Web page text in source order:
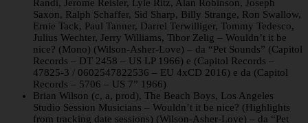
Randi, Jerome Reisler, Lyle Ritz, Alan Robinson, Joseph
Saxon, Ralph Schaffer, Sid Sharp, Billy Strange, Ron Swallow,
Ernie Tack, Paul Tanner, Darrel Terwilliger, Tommy Tedesco,
Julius Wechter, Jerry Williams, Tibor Zelig – Wouldn’t it be
nice? (Mono) (Wilson-Asher-Love) – da “Pet Sounds” (Capitol
Records – DT 2458 – US LP 1966) e (Capitol Records –
47825-3 / 0602547822536 – EU 4xCD 2016) e da (Capitol
Records – 5706 – US 7” 1966)
Brian Wilson (c, a, prod), The Beach Boys, Los Angeles
Studio Session Musicians – Wouldn’t it be nice? (Highlights
from tracking date sessions) (Wilson-Asher-Love) – da “Pet